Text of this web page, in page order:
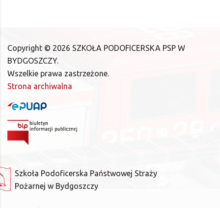
Copyright © 2026 SZKOŁA PODOFICERSKA PSP W
BYDGOSZCZY.
Wszelkie prawa zastrzeżone.
Strona archiwalna
Szkoła Podoficerska Państwowej Straży
Pożarnej w Bydgoszczy